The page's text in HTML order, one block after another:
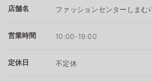
店舗名 ファッションセンターしまむ
営業時間 10:00-19:00
定休日 不定休